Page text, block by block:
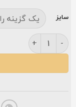
سایز
فرش مشهد ۱۲۰۰ شانه ۸۰۳۰۳۱ آبی گلبرجسته عدد